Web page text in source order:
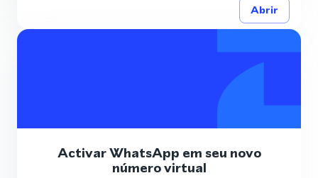
Abrir
Activar WhatsApp em seu novo
número virtual